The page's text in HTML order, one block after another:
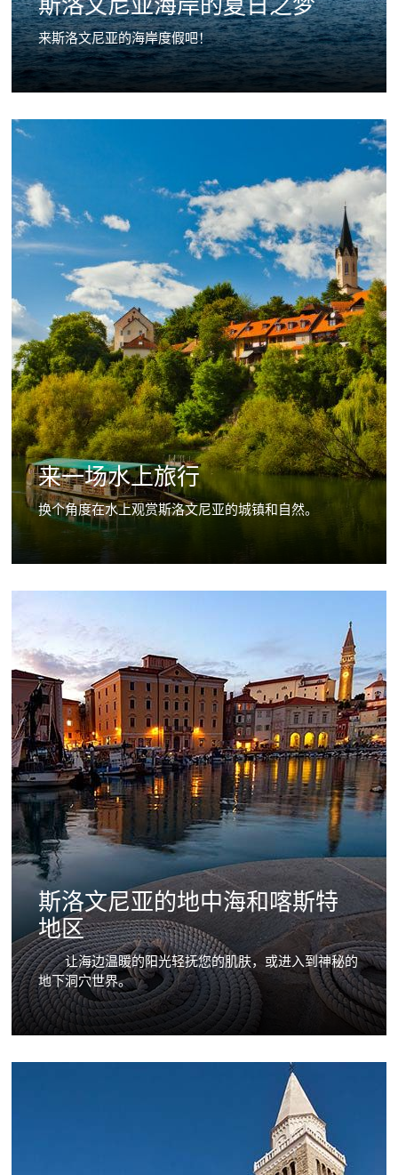
斯洛文尼亚海岸的夏日之梦
来斯洛文尼亚的海岸度假吧！
来一场水上旅行
换个角度在水上观赏斯洛文尼亚的城镇和自然。
斯洛文尼亚的地中海和喀斯特
地区
让海边温暖的阳光轻抚您的肌肤，或进入到神秘的
地下洞穴世界。